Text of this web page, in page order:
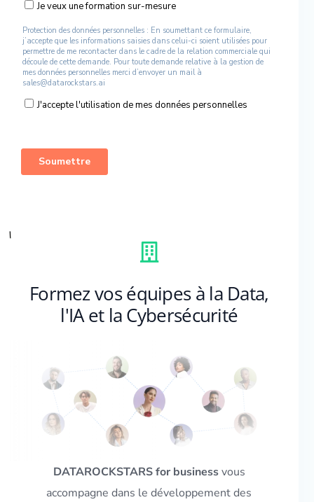
Formez vos équipes à la Data,
l'IA et la Cybersécurité
DATAROCKSTARS for businessvous
accompagne dans le développement des